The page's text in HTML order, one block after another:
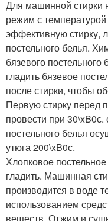
Для машинной стирки
режим с
эффективную стирку,
постельного белья.
бязевого
гладить бязевое
после стирки, чтобы
Первую стирку перед
провести при 30\xB0с.
постельного белья
утюга 200\xB0с.
Хлопковое постельное
гладить. Машинная
производится в воде
использованием